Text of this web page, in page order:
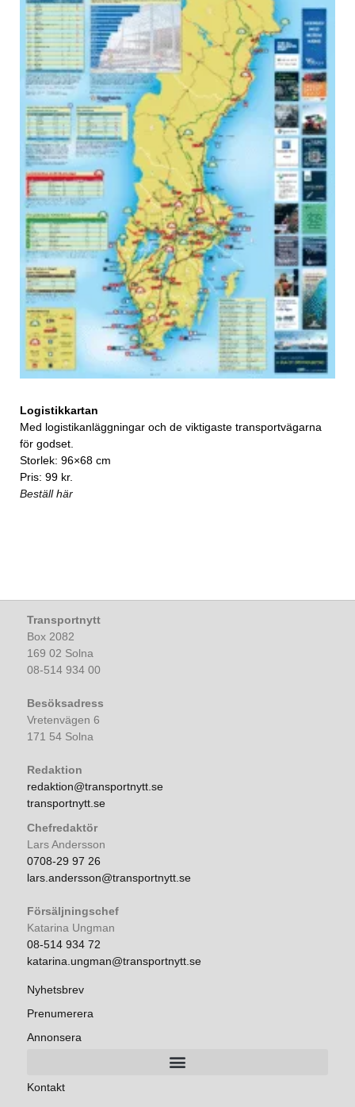
Logistikkartan
Med logistikanläggningar och de viktigaste transportvägarna
för godset.
Storlek: 96×68 cm
Pris: 99 kr.
Beställ här
Transportnytt
Box 2082
169 02 Solna
08-514 934 00
Besöksadress
Vretenvägen 6
171 54 Solna
Redaktion
redaktion@transportnytt.se
transportnytt.se
Chefredaktör
Lars Andersson
0708-29 97 26
lars.andersson@transportnytt.se
Försäljningschef
Katarina Ungman
08-514 934 72
katarina.ungman@transportnytt.se
Nyhetsbrev
Prenumerera
Annonsera
Kontakt